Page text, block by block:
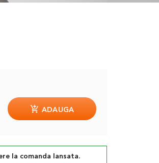
ADAUGA
la comanda lansata.